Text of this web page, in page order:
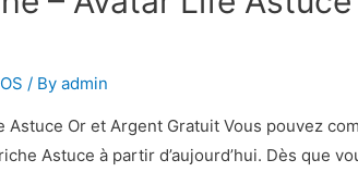
/ Byadmin
Astuce Or et Argent Gratuit Vous pouvez
Astuce à partir d’aujourd’hui. Dès que